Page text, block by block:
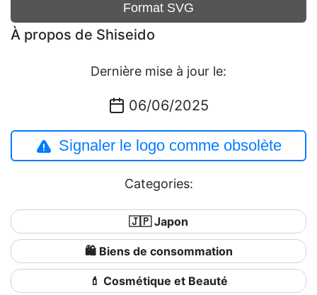
Format SVG
À propos de Shiseido
Dernière mise à jour le:
06/06/2025
Signaler le logo comme obsolète
Categories:
🇯🇵 Japon
🛍 Biens de consommation
💄 Cosmétique et Beauté